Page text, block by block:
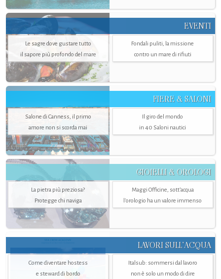
EVENTI
Le sagre dove gustare tutto
il sapore più profondo del mare
Fondali puliti, la missione
contro un mare di rifiuti
FIERE & SALONI
Salone di Canness, il primo
amore non si scorda mai
Il giro del mondo
in 40 Saloni nautici
GIOIELLI & OROLOGI
La pietra più preziosa?
Protegge chi naviga
Maggi Officine, sott’acqua
l'orologio ha un valore immenso
LAVORI SULL’ACQUA
Come diventare hostess
e steward di bordo
Italsub: sommersi dal lavoro
non è solo un modo di dire